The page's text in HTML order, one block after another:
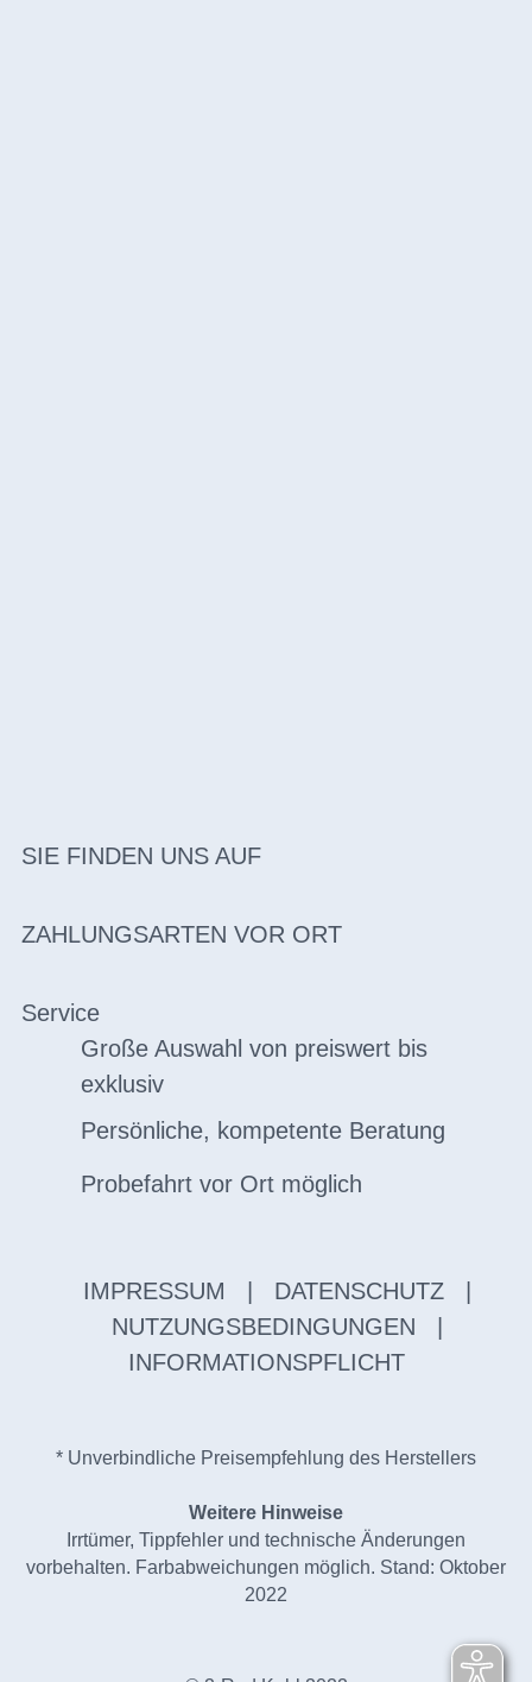
SIE FINDEN UNS AUF
ZAHLUNGSARTEN VOR ORT
Service
Große Auswahl von preiswert bis
exklusiv
Persönliche, kompetente Beratung
Probefahrt vor Ort möglich
IMPRESSUM DATENSCHUTZ
NUTZUNGSBEDINGUNGEN
INFORMATIONSPFLICHT
* Unverbindliche Preisempfehlung des Herstellers
Weitere Hinweise
Irrtümer, Tippfehler und technische Änderungen
vorbehalten. Farbabweichungen möglich. Stand: Oktober
2022